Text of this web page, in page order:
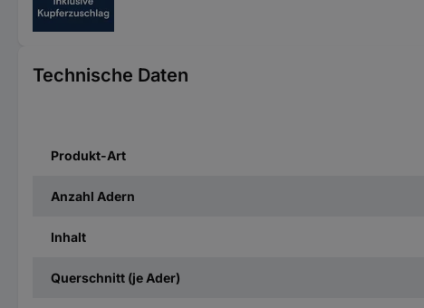
Technische Daten
Produkt-Art
Anzahl Adern
Inhalt
Querschnitt (je Ader)